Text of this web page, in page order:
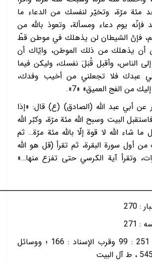
مئة مرّة، وتخيّر لنفسك من الدعاء ما
فإنّه يوم دعاء ومسألة، وتعوذ بالله من
فإنّ الشيطان لن يذهلك في موطن قطّ
يذهلك من ذلك الموطن، وايّاك أن
الناس، وأقبل قُبَلَ نفسك، وليكن فيما
إنّي عبدك فلا تجعلني من أخيب وفدك،
من الفج العميق» «7».
أبي عبد الله (الصادق) (ع) قال: «إذا
البيت وسبح الله مئة مرّة، وكبّر الله
ما شاء الله لا قوة إلّا بالله مئة مرّة… ثم
أول سورة البقرة، ثم تقرأ (قل هو الله
وتقرأ آية الكرسي حتى تفزع منها…»
(3) بحارالأنوار 251 : 99 وقرب الإسناد : 166 ؛ ووسائل